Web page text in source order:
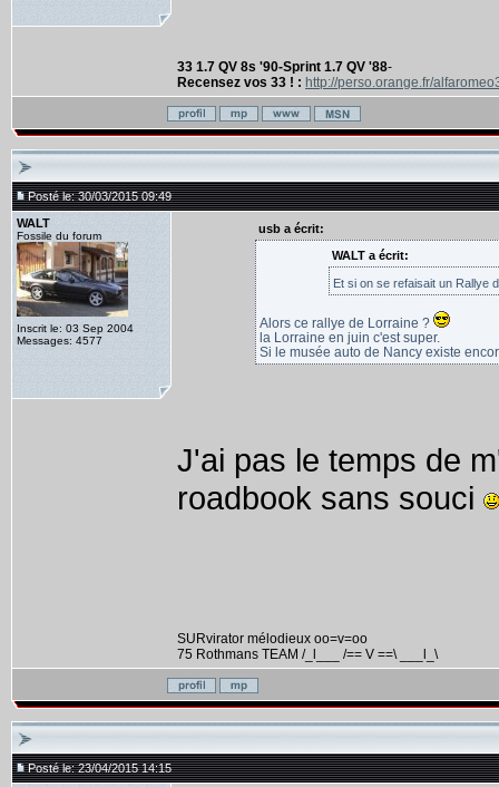
33 1.7 QV 8s '90-Sprint 1.7 QV '88-
Recensez vos 33 ! : http://perso.orange.fr/
Posté le: 30/03/2015 09:49
WALT
Fossile du forum
Inscrit le: 03 Sep 2004
Messages: 4577
usb a écrit:
WALT a écrit:
Et si on se refaisait un Rallye
Alors ce rallye de Lorraine ?
la Lorraine en juin c'est super.
Si le musée auto de Nancy existe
J'ai pas le temps de
roadbook sans souci
SURvirator mélodieux oo=v=oo
75 Rothmans TEAM /_l___ /== V ==\ ___l_\
Posté le: 23/04/2015 14:15